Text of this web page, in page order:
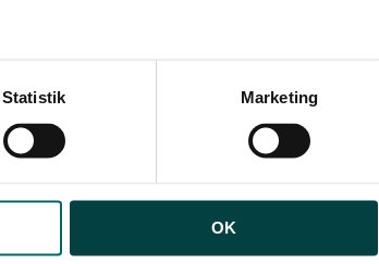
læse mere om brugen af cookies samt
om behandling af personoplysninger
Statistik Marketing
OK
246 m²